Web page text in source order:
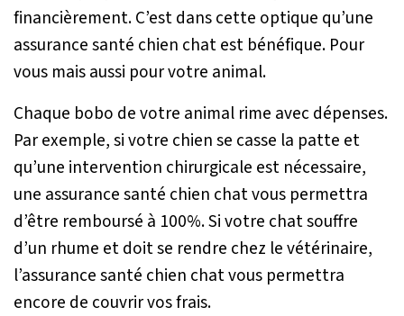
financièrement. C’est dans cette optique qu’une
assurance santé chien chat est bénéfique. Pour
vous mais aussi pour votre animal.
Chaque bobo de votre animal rime avec dépenses.
Par exemple, si votre chien se casse la patte et
qu’une intervention chirurgicale est nécessaire,
une assurance santé chien chat vous permettra
d’être remboursé à 100%. Si votre chat souffre
d’un rhume et doit se rendre chez le vétérinaire,
l’assurance santé chien chat vous permettra
encore de couvrir vos frais.